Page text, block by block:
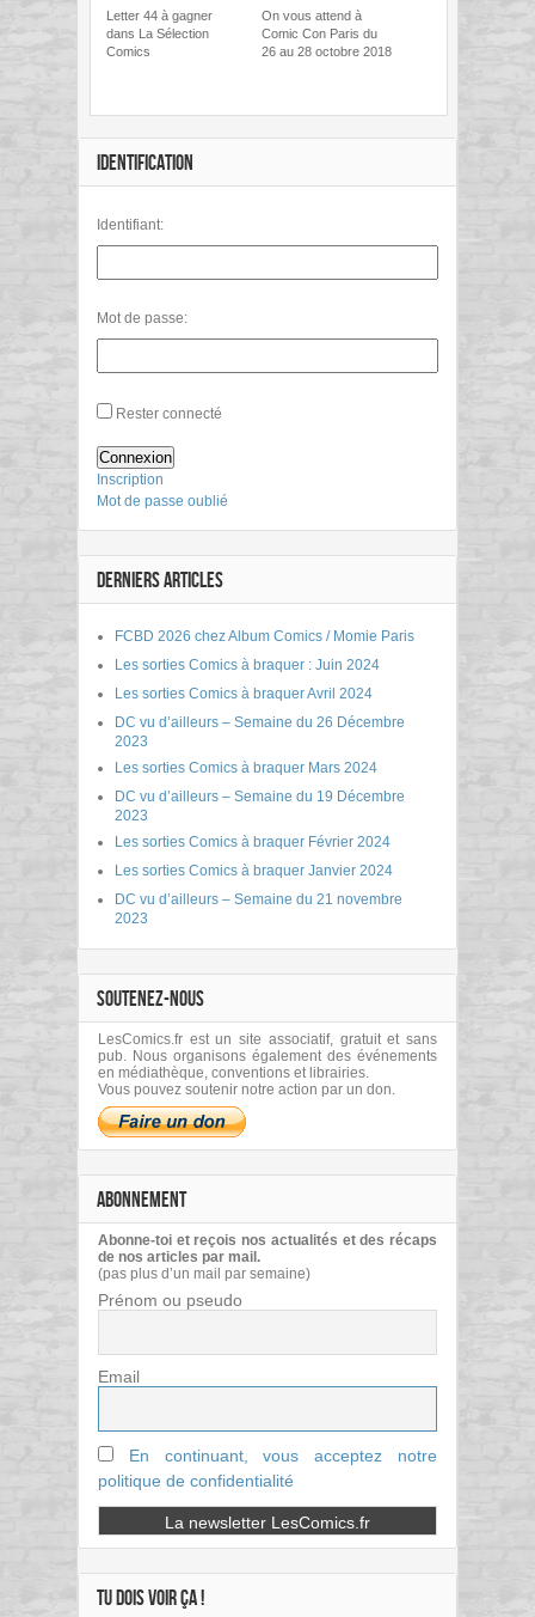
Letter 44 à gagner
dans La Sélection
Comics
On vous attend à
Comic Con Paris du
26 au 28 octobre 2018
IDENTIFICATION
Identifiant:
Mot de passe:
Rester connecté
Connexion
Inscription
Mot de passe oublié
DERNIERS ARTICLES
FCBD 2026 chez Album Comics / Momie Paris
Les sorties Comics à braquer : Juin 2024
Les sorties Comics à braquer Avril 2024
DC vu d’ailleurs – Semaine du 26 Décembre
2023
Les sorties Comics à braquer Mars 2024
DC vu d’ailleurs – Semaine du 19 Décembre
2023
Les sorties Comics à braquer Février 2024
Les sorties Comics à braquer Janvier 2024
DC vu d’ailleurs – Semaine du 21 novembre
2023
SOUTENEZ-NOUS
LesComics.fr est un site associatif, gratuit et sans
pub. Nous organisons également des événements
en médiathèque, conventions et librairies.
Vous pouvez soutenir notre action par un don.
ABONNEMENT
Abonne-toi et reçois nos actualités et des récaps
de nos articles par mail.
(pas plus d’un mail par semaine)
Prénom ou pseudo
Email
En continuant, vous acceptez notre
politique de confidentialité
TU DOIS VOIR ÇA !